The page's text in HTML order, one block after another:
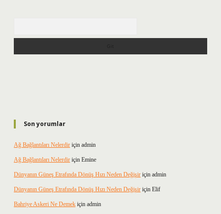
Son yorumlar
Ağ Bağlantıları Nelerdir için admin
Ağ Bağlantıları Nelerdir için Emine
Dünyanın Güneş Etrafında Dönüş Hızı Neden Değişir için admin
Dünyanın Güneş Etrafında Dönüş Hızı Neden Değişir için Elif
Bahriye Askeri Ne Demek için admin